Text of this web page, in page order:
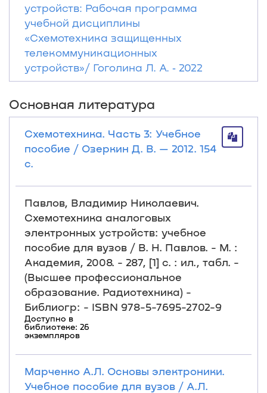
устройств: Рабочая программа
учебной дисциплины
«Схемотехника защищенных
телекоммуникационных
устройств»/ Гоголина Л. А. ‐ 2022
Основная литература
Схемотехника. Часть 3: Учебное
пособие / Озеркин Д. В. — 2012. 154
с.
Павлов, Владимир Николаевич.
Схемотехника аналоговых
электронных устройств: учебное
пособие для вузов / В. Н. Павлов. - М. :
Академия, 2008. - 287, [1] с. : ил., табл. -
(Высшее профессиональное
образование. Радиотехника) -
Библиогр: - ISBN 978-5-7695-2702-9
Доступно в
библиотеке: 26
экземпляров
Марченко А.Л. Основы электроники.
Учебное пособие для вузов / А.Л.